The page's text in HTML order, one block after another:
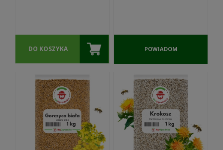
DO KOSZYKA
POWIADOM
DOSTĘPNOŚCI